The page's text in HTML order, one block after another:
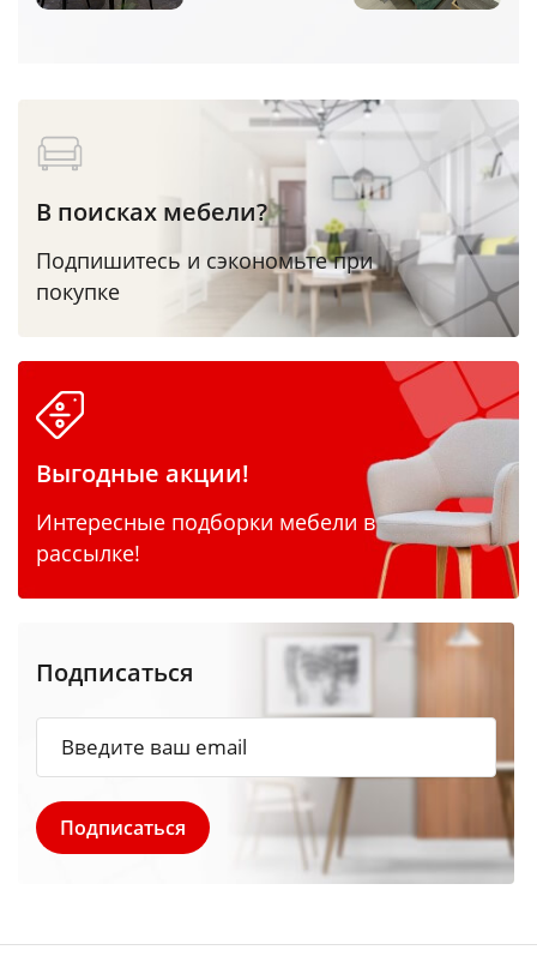
В поисках мебели?
Подпишитесь и сэкономьте при
покупке
Выгодные акции!
Интересные подборки мебели в
рассылке!
Подписаться